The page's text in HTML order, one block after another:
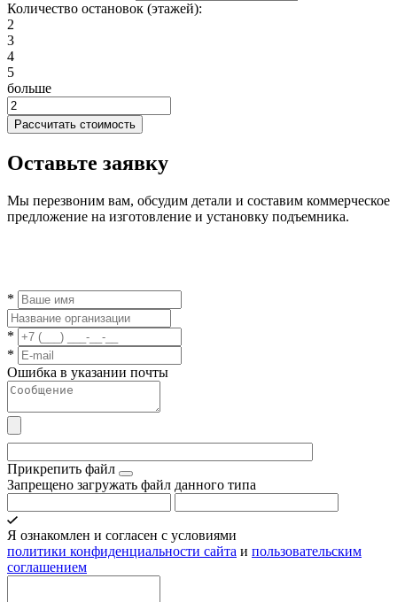
Количество остановок (этажей):
2
3
4
5
больше
Оставьте заявку
Мы перезвоним вам, обсудим детали и составим коммерческое
предложение на изготовление и установку подъемника.
*
*
*
Ошибка в указании почты
Прикрепить файл
Запрещено загружать файл данного типа
Я ознакомлен и согласен с условиями
политики конфиденциальности сайта и пользовательским
соглашением